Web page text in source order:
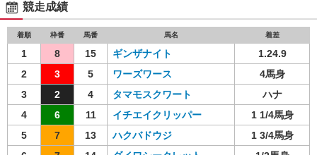
競走成績
着順 枠番 馬番 馬名 着差
1 8 15 ギンザナイト
1.24.9
2
3 5 ワーズワース
4馬身
3
2 4 タマモスクワート
ハナ
4
6 11 イチエイクリッパー
1 1/4馬身
5
7 13 ハクバドウジ
1 3/4馬身